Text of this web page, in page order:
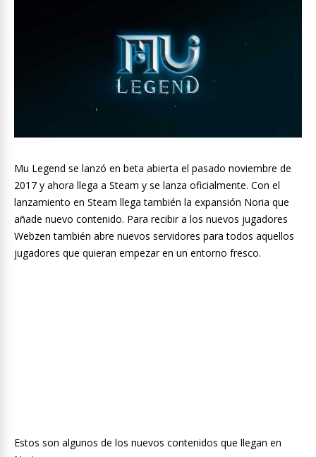
Mu Legend se lanzó en beta abierta el pasado noviembre de
2017 y ahora llega a Steam y se lanza oficialmente. Con el
lanzamiento en Steam llega también la expansión Noria que
añade nuevo contenido. Para recibir a los nuevos jugadores
Webzen también abre nuevos servidores para todos aquellos
jugadores que quieran empezar en un entorno fresco.
Estos son algunos de los nuevos contenidos que llegan en